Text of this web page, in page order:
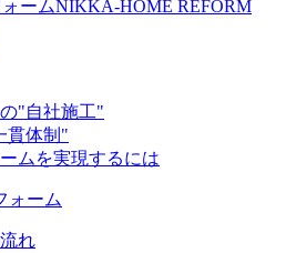
ームNIKKA-HOME REFORM
"自社施工"
貫体制"
ムを実現するには
ォーム
れ